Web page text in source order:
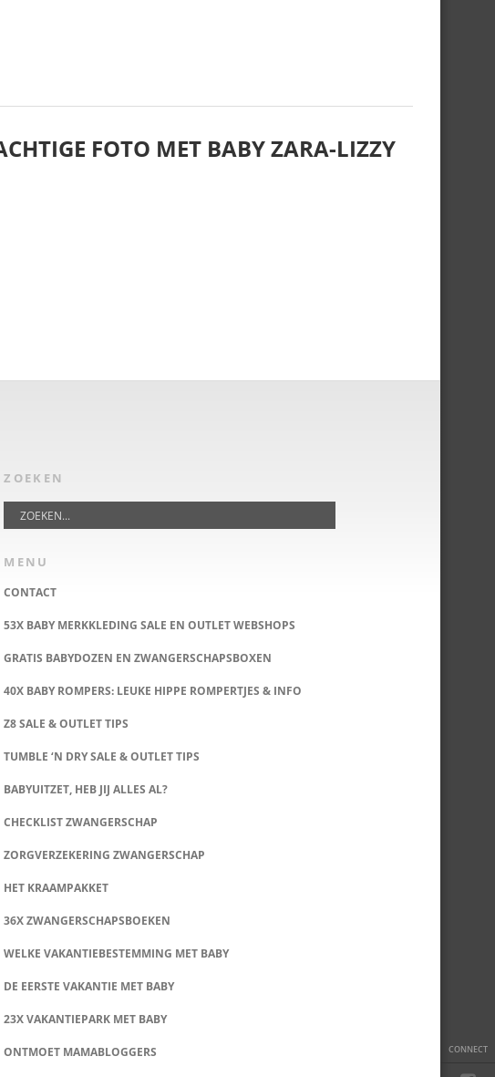
CONNECT
FOTO MET BABY ZARA-LIZZY
ZOEKEN
MENU
CONTACT
53X BABY MERKKLEDING SALE EN OUTLET WEBSHOPS
GRATIS BABYDOZEN EN ZWANGERSCHAPSBOXEN
40X BABY ROMPERS: LEUKE HIPPE ROMPERTJES & INFO
Z8 SALE & OUTLET TIPS
TUMBLE ‘N DRY SALE & OUTLET TIPS
BABYUITZET, HEB JIJ ALLES AL?
CHECKLIST ZWANGERSCHAP
ZORGVERZEKERING ZWANGERSCHAP
HET KRAAMPAKKET
36X ZWANGERSCHAPSBOEKEN
WELKE VAKANTIEBESTEMMING MET BABY
DE EERSTE VAKANTIE MET BABY
23X VAKANTIEPARK MET BABY
ONTMOET MAMABLOGGERS